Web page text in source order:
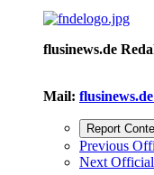
flusinews.de
Mail:
Report
Previous
Next